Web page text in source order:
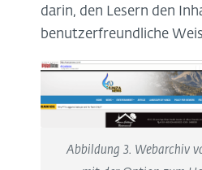
darin, den Lesern den
benutzerfreundliche
Abbildung 3. Webarchiv